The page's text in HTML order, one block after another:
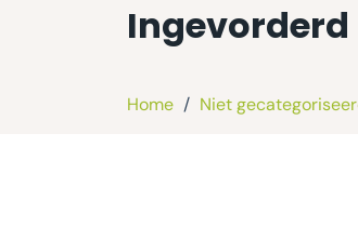
Home / Niet